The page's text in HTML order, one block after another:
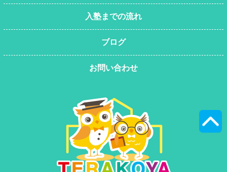
入塾までの流れ
ブログ
お問い合わせ